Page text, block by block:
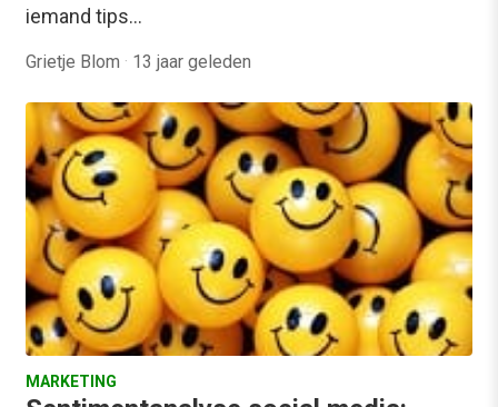
iemand tips…
Grietje Blom · 13 jaar geleden
MARKETING